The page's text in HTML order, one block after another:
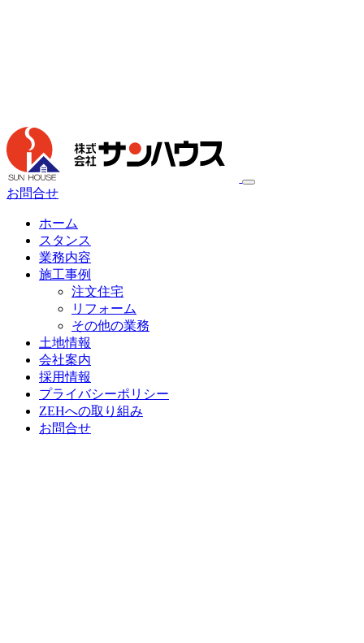
お問合せ
ホーム
スタンス
業務内容
施工事例
注文住宅
リフォーム
その他の業務
土地情報
会社案内
採用情報
プライバシーポリシー
ZEHへの取り組み
お問合せ